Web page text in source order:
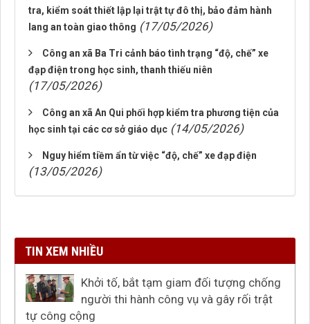
tra, kiểm soát thiết lập lại trật tự đô thị, bảo đảm hành
lang an toàn giao thông (17/05/2026)
Công an xã Ba Tri cảnh báo tình trạng “độ, chế” xe
đạp điện trong học sinh, thanh thiếu niên
(17/05/2026)
Công an xã An Qui phối hợp kiểm tra phương tiện của
học sinh tại các cơ sở giáo dục (14/05/2026)
Nguy hiểm tiềm ẩn từ việc “độ, chế” xe đạp điện
(13/05/2026)
TIN XEM NHIỀU
Khởi tố, bắt tạm giam đối tượng chống
người thi hành công vụ và gây rối trật
tự công cộng